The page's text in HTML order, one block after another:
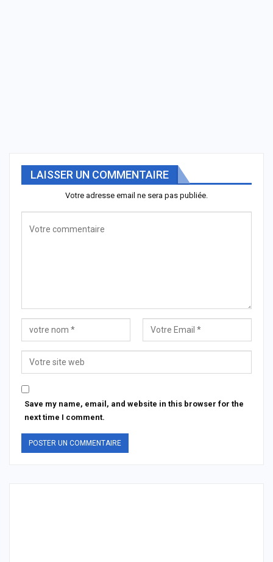
LAISSER UN COMMENTAIRE
Votre adresse email ne sera pas publiée.
Save my name, email, and website in this browser for the
next time I comment.